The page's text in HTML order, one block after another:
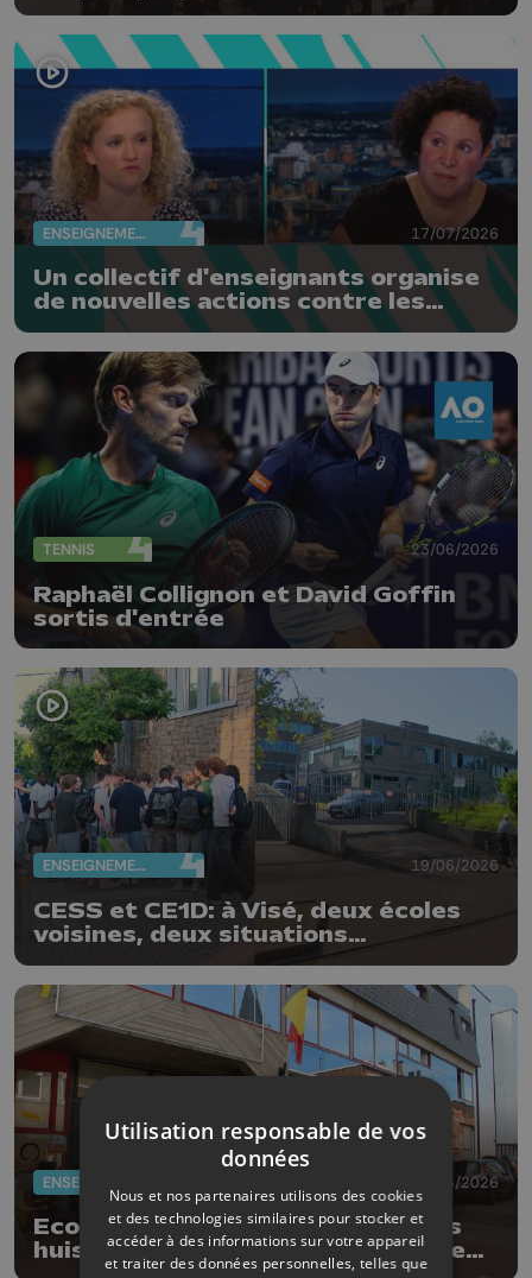
ENSEIGNEMENT 17/07/2026
Un collectif d'enseignants organise
de nouvelles actions contre les
réformes de la FWB
TENNIS 23/06/2026
Raphaël Collignon et David Goffin
sortis d'entrée
ENSEIGNEMENT 19/06/2026
CESS et CE1D: à Visé, deux écoles
voisines, deux situations
18/06/2026
Ecoles et épreuves externes : des
huissiers font lever les piquets de
Utilisation responsable de vos
données
Nous et nos partenaires utilisons des cookies
et des technologies similaires pour stocker et
accéder à des informations sur votre appareil
et traiter des données personnelles, telles que